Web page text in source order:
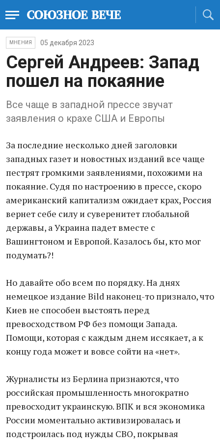
МНЕНИЯ 05 декабря 2023
Сергей Андреев: Запад
пошел на покаяние
Все чаще в западной прессе звучат
заявления о крахе США и Европы
За последние несколько дней заголовки
западных газет и новостных изданий все чаще
пестрят громкими заявлениями, похожими на
покаяние. Судя по настроению в прессе, скоро
американский капитализм ожидает крах, Россия
вернет себе силу и суверенитет глобальной
державы, а Украина падет вместе с
Вашингтоном и Европой. Казалось бы, кто мог
подумать?!
Но давайте обо всем по порядку. На днях
немецкое издание Bild наконец-то признало, что
Киев не способен выстоять перед
превосходством РФ без помощи Запада.
Помощи, которая с каждым днем иссякает, а к
концу года может и вовсе сойти на «нет».
Журналисты из Берлина признаются, что
российская промышленность многократно
превосходит украинскую. ВПК и вся экономика
России моментально активизировалась и
подстроилась под нужды СВО, покрывая